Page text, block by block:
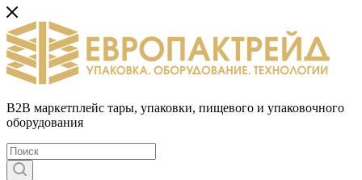
B2B маркетплейс тары, упаковки, пищевого и упаковочного
оборудования